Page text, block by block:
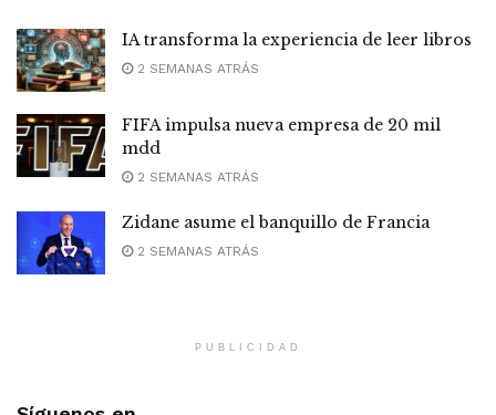
IA transforma la experiencia de leer libros
2 SEMANAS ATRÁS
FIFA impulsa nueva empresa de 20 mil
mdd
2 SEMANAS ATRÁS
Zidane asume el banquillo de Francia
2 SEMANAS ATRÁS
PUBLICIDAD